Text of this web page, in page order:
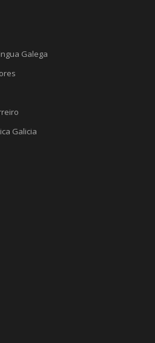
Galega
Galicia